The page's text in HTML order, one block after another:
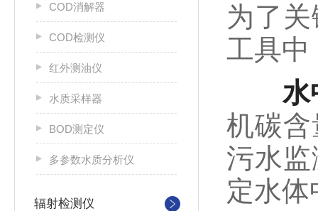
COD消解器
COD检测仪
红外测油仪
水质采样器
BOD测定仪
多参数水质分析仪
辐射检测仪
为了
工具中
水
机碳
污水
定水